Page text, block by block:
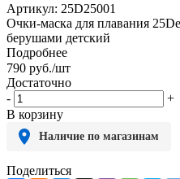
Артикул: 25D25001
Очки-маска для плавания
берушами детский
Подробнее
790 руб./шт
Достаточно
-
+
В корзину
Наличие по магазинам
Поделиться